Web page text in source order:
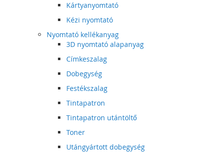
Kártyanyomtató
Kézi nyomtató
Nyomtató kellékanyag
3D nyomtató alapanyag
Címkeszalag
Dobegység
Festékszalag
Tintapatron
Tintapatron utántöltő
Toner
Utángyártott dobegység